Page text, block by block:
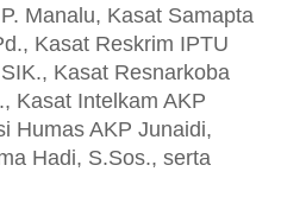
Manalu, Kasat Samapta
Kasat Reskrim IPTU
Kasat Resnarkoba
Kasat Intelkam AKP
Humas AKP Junaidi,
Hadi, S.Sos., serta